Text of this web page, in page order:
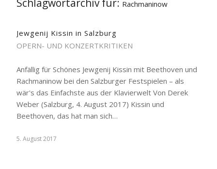
Schlagwortarchiv für: Rachmaninow
Jewgenij Kissin in Salzburg
OPERN- UND KONZERTKRITIKEN
Anfällig für Schönes Jewgenij Kissin mit Beethoven und
Rachmaninow bei den Salzburger Festspielen – als
wär's das Einfachste aus der Klavierwelt Von Derek
Weber (Salzburg, 4. August 2017) Kissin und
Beethoven, das hat man sich…
5. August 2017